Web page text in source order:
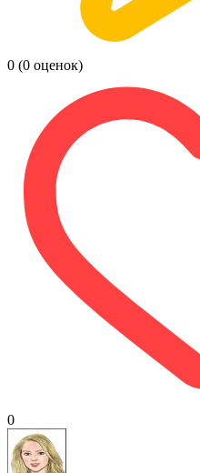
0 (0 оценок)
0